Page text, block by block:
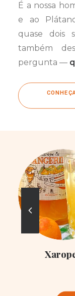
É a nossa
e ao
quase dois
também
pergunta —